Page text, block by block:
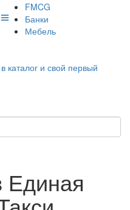
FMCG
Банки
Мебель
каталог и свой первый
Единая